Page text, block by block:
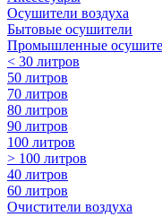
Осушители воздуха
Бытовые осушители
Промышленные
< 30 литров
50 литров
70 литров
80 литров
90 литров
100 литров
> 100 литров
40 литров
60 литров
Очистители воздуха